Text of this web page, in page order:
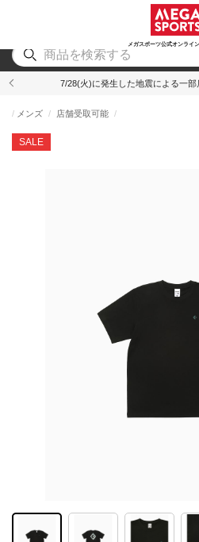
メガスポーツ公式オンライ
アウトドア
7/28(火)に発生した地震による一
SALE
メンズ 店舗受取可能